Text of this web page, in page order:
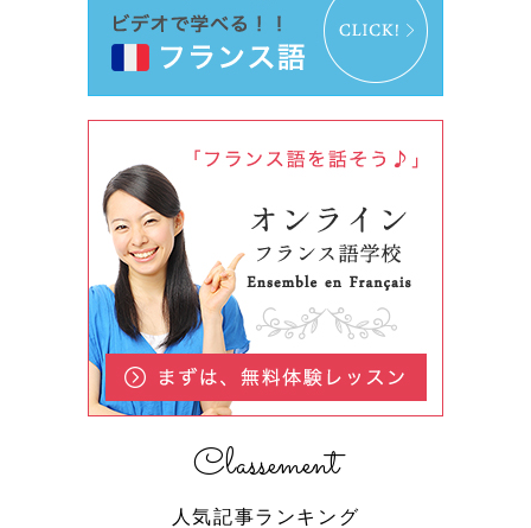
Classement
人気記事ランキング